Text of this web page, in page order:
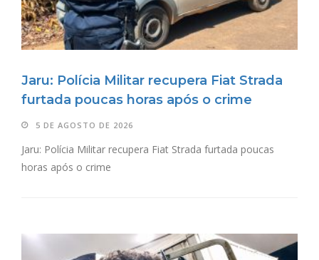
Jaru: Polícia Militar recupera Fiat Strada
furtada poucas horas após o crime
5 DE AGOSTO DE 2026
Jaru: Polícia Militar recupera Fiat Strada furtada poucas
horas após o crime